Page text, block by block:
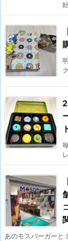
あのモスバーガーと